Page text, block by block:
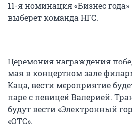
11-я номинация «Бизнес
выберет команда НГС.
Церемония награждения
мая в концертном зале
Каца, вести мероприятие
паре с певицей Валерией.
будут вести «Электронный
«ОТС».